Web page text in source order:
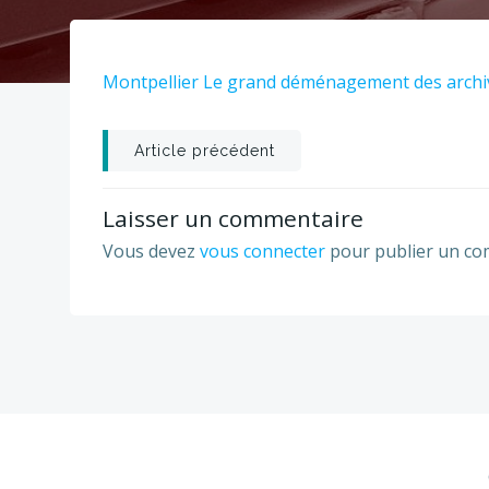
Montpellier Le grand déménagement des
Post
navigation
Article précédent
Laisser un commentaire
Vous devez vous connecter pour publier un